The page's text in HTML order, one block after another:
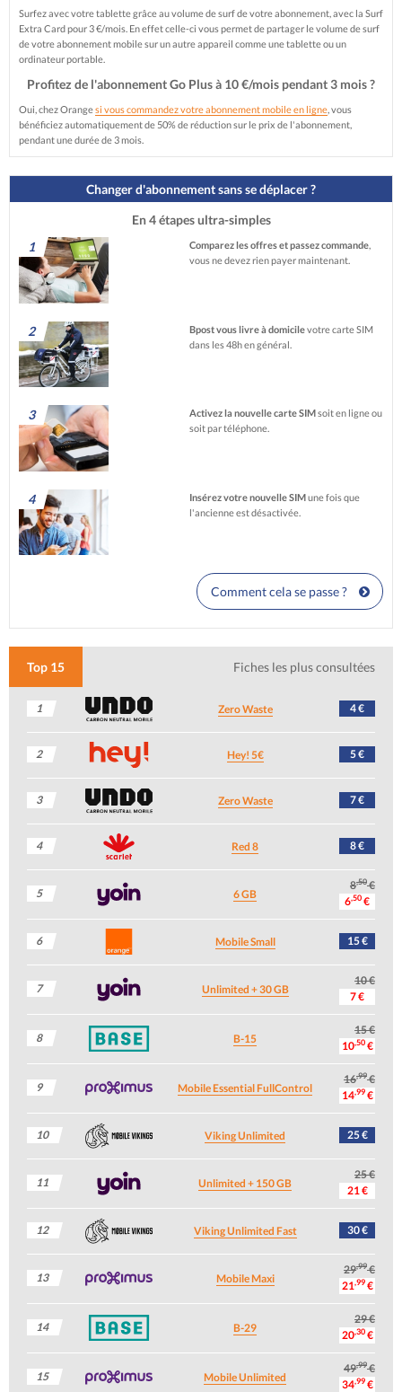
Surfez avec votre tablette grâce au volume de surf de votre abonnement, avec la Surf
Extra Card pour 3 €/mois. En effet celle-ci vous permet de partager le volume de surf
de votre abonnement mobile sur un autre appareil comme une tablette ou un
ordinateur portable.
Profitez de l'abonnement Go Plus à 10 €/mois pendant 3 mois ?
Oui, chez Orangesi vous commandez votre abonnement mobile en ligne, vous
bénéficiez automatiquement de 50% de réduction sur le prix de l'abonnement,
pendant une durée de 3 mois.
Changer d'abonnement sans se déplacer ?
En 4 étapes ultra-simples
1
Comparez les offres et passez commande,
vous ne devez rien payer maintenant.
2 Bpost vous livre à domicilevotre carte SIM
dans les 48h en général.
3 Activez la nouvelle carte SIMsoit en ligne ou
soit par téléphone.
4 Insérez votre nouvelle SIMune fois que
l'ancienne est désactivée.
Comment cela se passe ?
Top 15 Fiches les plus consultées
1 Zero Waste 4 €
2 Hey! 5€ 5 €
3 Zero Waste 7 €
4 Red 8 8 €
5 6 GB
8,50€
6,50€
6 Mobile Small 15 €
7 Unlimited + 30 GB
10 €
7 €
8 B-15
15 €
10,50€
9 Mobile Essential FullControl
16,99€
14,99€
10 Viking Unlimited 25 €
11 Unlimited + 150 GB
25 €
21 €
12 Viking Unlimited Fast 30 €
13 Mobile Maxi
29,99€
21,99€
14 B-29
29 €
20,30€
15 Mobile Unlimited
49,99€
34,99€